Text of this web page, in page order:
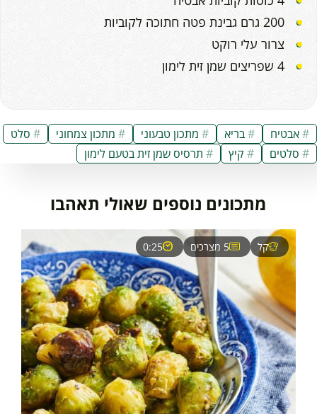
200 גרם גבינת פטה חתוכה לקוביות
צרור עלי רוקט
4 שפריצים שמן זית לימון
אבטיח בריא מתכון טבעוני מתכון צמחוני
סלט
סלטים
קיץ תרסיס שמן זית בטעם לימון
מתכונים נוספים שאולי תאהבו
קל 5 מצרכים 0:25